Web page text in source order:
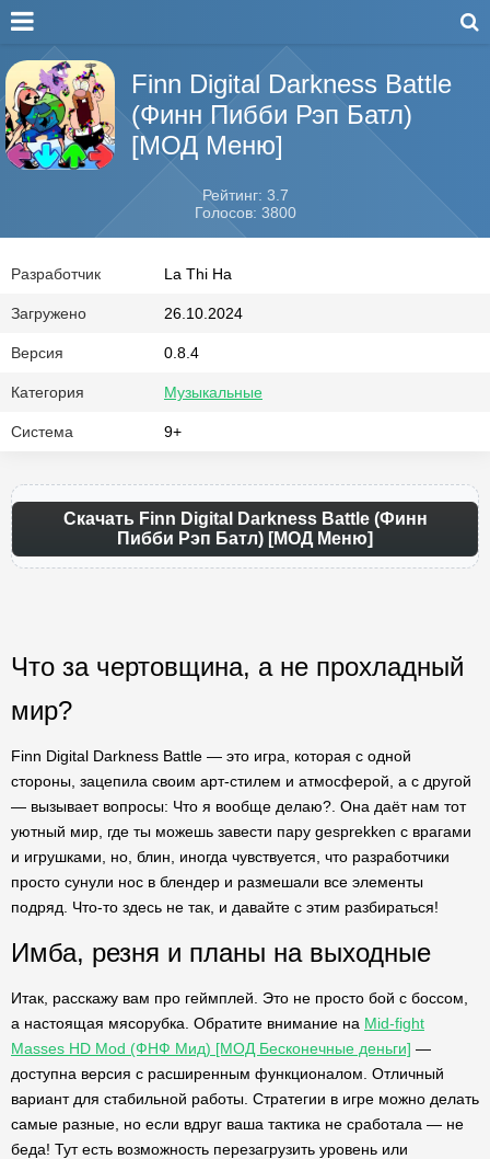
Finn Digital Darkness Battle
(Финн Пибби Рэп Батл)
[МОД Меню]
Рейтинг: 3.7
Голосов: 3800
Разработчик La Thi Ha
Загружено 26.10.2024
Версия 0.8.4
Категория Музыкальные
Система 9+
Скачать Finn Digital Darkness Battle (Финн
Пибби Рэп Батл) [МОД Меню]
Что за чертовщина, а не прохладный
мир?
Finn Digital Darkness Battle — это игра, которая с одной
стороны, зацепила своим арт-стилем и атмосферой, а с другой
— вызывает вопросы: Что я вообще делаю?. Она даёт нам тот
уютный мир, где ты можешь завести пару gesprekken с врагами
и игрушками, но, блин, иногда чувствуется, что разработчики
просто сунули нос в блендер и размешали все элементы
подряд. Что-то здесь не так, и давайте с этим разбираться!
Имба, резня и планы на выходные
Итак, расскажу вам про геймплей. Это не просто бой с боссом,
а настоящая мясорубка. Обратите внимание на Mid-fight
Masses HD Mod (ФНФ Мид) [МОД Бесконечные деньги] —
доступна версия с расширенным функционалом. Отличный
вариант для стабильной работы. Стратегии в игре можно делать
самые разные, но если вдруг ваша тактика не сработала — не
беда! Тут есть возможность перезагрузить уровень или